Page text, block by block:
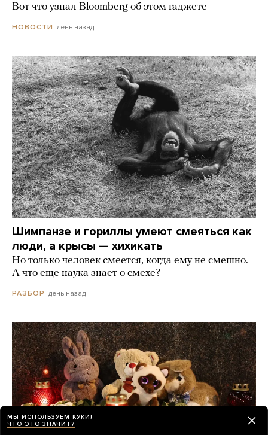
Вот что узнал Bloomberg об этом гаджете
НОВОСТИ день назад
Шимпанзе и гориллы умеют смеяться как
люди, а крысы — хихикать
Но только человек смеется, когда ему не смешно.
А что еще наука знает о смехе?
РАЗБОР день назад
МЫ ИСПОЛЬЗУЕМ КУКИ!
ЧТО ЭТО ЗНАЧИТ?